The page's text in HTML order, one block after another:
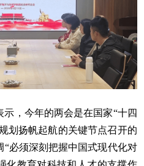
，今年的两会是在国家“十四
划扬帆起航的关键节点召开的
必须深刻把握中国式现代化对